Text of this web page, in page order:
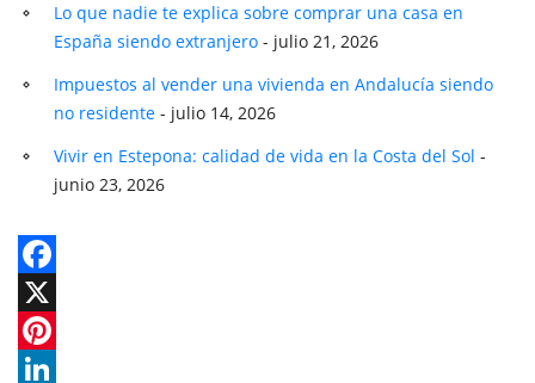
Lo que nadie te explica sobre comprar una casa en
España siendo extranjero - julio 21, 2026
Impuestos al vender una vivienda en Andalucía siendo
no residente - julio 14, 2026
Vivir en Estepona: calidad de vida en la Costa del Sol -
junio 23, 2026
Facebook
X
Pinterest